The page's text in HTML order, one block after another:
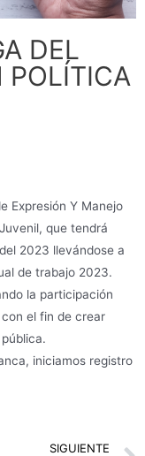
DEL
POLÍTICA
Expresión Y Manejo
que tendrá
2023 llevándose a
de trabajo 2023.
la participación
el fin de crear
iniciamos registro
SIGUIENTE